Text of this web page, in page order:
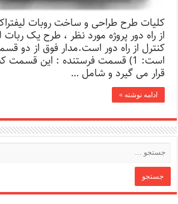
کلیات طرح طراحی و ساخت روبات
از راه دور پروژه مورد نظر ، طرح یک ربات
کنترل از راه دور است.مدار فوق از دو
است: 1) قسمت فرستنده : این قسمت
قرار می گیرد و شامل …
ادامه نوشته »